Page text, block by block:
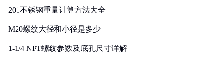
201不锈钢重量计算方法大全
M20螺纹大径和小径是多少
1-1/4 NPT螺纹参数及底孔尺寸详解